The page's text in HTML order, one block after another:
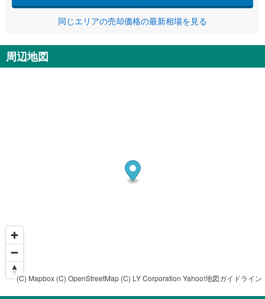
同じエリアの売却価格の最新相場を見る
周辺地図
(C) Mapbox (C) OpenStreetMap (C) LY Corporation Yahoo!地図ガイドライン